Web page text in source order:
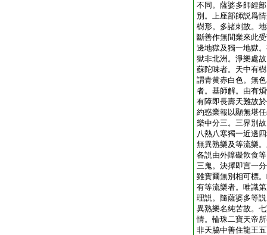
不同。薩婆多師經
別。上座部師説爲
樹形。多諸刺故。
斷善作無間業來此
邊地獄及獨一地獄
獄非北洲。淨樂處
蘇陀味者。天中有
謂青黄赤白色。無
者。基師解。由有
有障即長壽天難故
約惑業報以顯無堪
樂中分三。三界別
八熱八寒獨一近邊
無異熟樂及等流樂
各説由外障礙飮食
三鬼。決擇即言一
雖實爾無別相可標
有等流樂者。唯識
理説。隨薩婆多等
異熟樂名純苦故。
情。輪珠二寶天帝
非天脇中善住龍王